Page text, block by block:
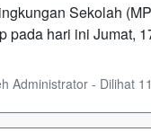
Sekolah
pada hari ini Jumat,
Administrator - Dilihat